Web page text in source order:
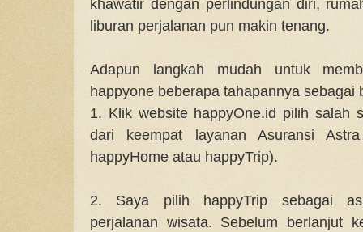
khawatir dengan perlindungan diri,
liburan perjalanan pun makin tenang.
Adapun langkah mudah untuk
happyone beberapa tahapannya sebagai
1. Klik website happyOne.id pilih salah
dari keempat layanan Asuransi
happyHome atau happyTrip).
2. Saya pilih happyTrip sebagai
perjalanan wisata. Sebelum berlanjut